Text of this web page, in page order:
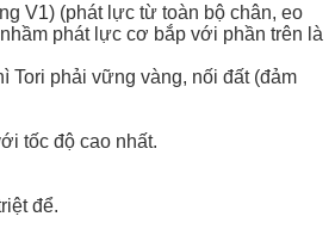
V1) (phát lực từ toàn bộ chân, eo
phát lực cơ bắp với phần trên là
Tori phải vững vàng, nối đất (đảm
tốc độ cao nhất.
để.